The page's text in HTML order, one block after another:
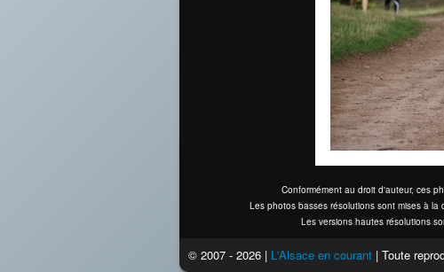
Conformément au droit d'auteur, ces
Les photos basses résolutions sont mises à
Les versions hautes résolutions
© 2007 - 2026 | L'Alsace en courant | Toute